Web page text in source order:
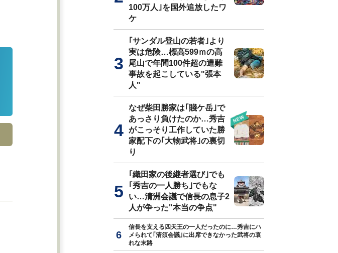
100万人｣を国外追放したワ
ケ
｢サンダル登山の若者｣より
実は危険…標高599ｍの高
尾山で年間100件超の遭難
事故を起こしている"張本
人"
なぜ柴田勝家は｢賤ケ岳｣で
あっさり負けたのか…秀吉
がこっそり工作していた勝
家配下の｢大物武将｣の裏切
り
｢織田家の後継者選び｣でも
｢秀吉の一人勝ち｣でもな
い…清洲会議で信長の息子2
人が争った"本当の争点"
信長を支える四天王の一人だったのに…秀吉にハ
メられて｢清須会議｣に出席できなかった武将の哀
れな末路